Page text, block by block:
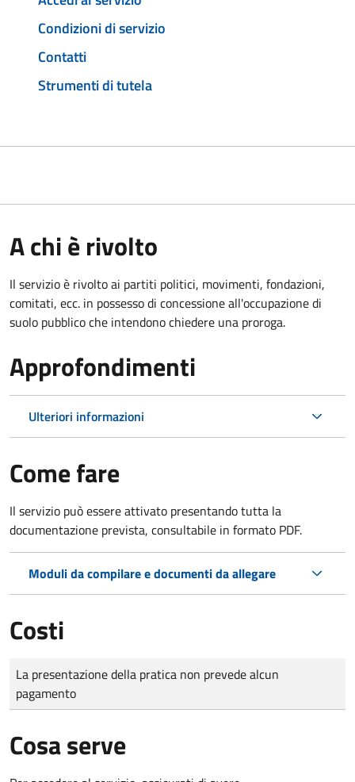
Condizioni di servizio
Contatti
Strumenti di tutela
A chi è rivolto
Il servizio è rivolto ai partiti politici, movimenti, fondazioni,
comitati, ecc. in possesso di concessione all'occupazione di
suolo pubblico che intendono chiedere una proroga.
Approfondimenti
Ulteriori informazioni
Come fare
Il servizio può essere attivato presentando tutta la
documentazione prevista, consultabile in formato PDF.
Moduli da compilare e documenti da allegare
Costi
Tipo di pagamento
Importo
La presentazione della pratica non prevede alcun
pagamento
Cosa serve